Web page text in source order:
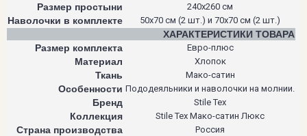
Размер простыни 240х260 см
Наволочки в комплекте 50х70 см (2 шт.) и 70х70 см (2 шт.)
ХАРАКТЕРИСТИКИ ТОВАРА
Размер комплекта
Евро-плюс
Материал Хлопок
Ткань Мако-сатин
Особенности Пододеяльники и наволочки на молнии.
Бренд Stile Tex
Коллекция Stile Tex Мако-сатин Люкс
Страна производства Россия